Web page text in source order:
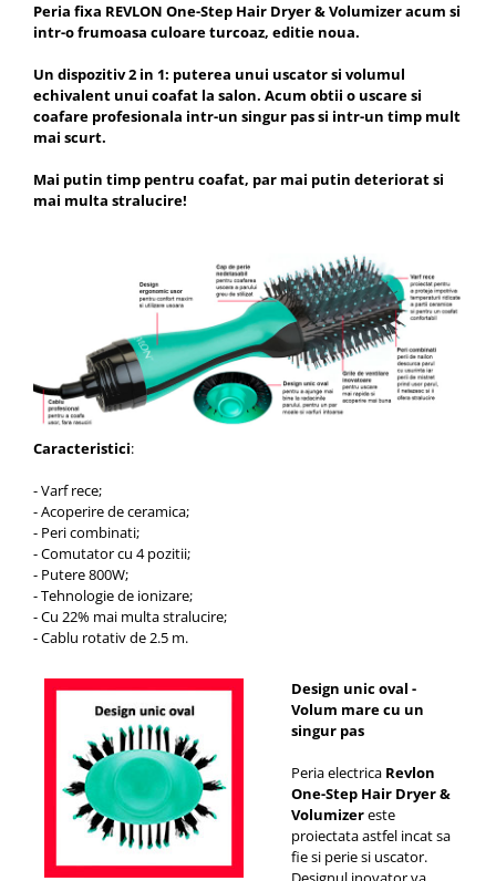
Peria fixa REVLON One-Step Hair Dryer & Volumizeracum si
intr-o frumoasa culoare turcoaz, editie noua.
Un dispozitiv 2 in 1: puterea unui uscator si volumul
echivalent unui coafat la salon. Acum obtii o uscare si
coafare profesionala intr-un singur pas si intr-un timp mult
mai scurt.
Mai putin timp pentru coafat, par mai putin deteriorat si
mai multa stralucire!
Caracteristici:
- Varf rece;
- Acoperire de ceramica;
- Peri combinati;
- Comutator cu 4 pozitii;
- Putere 800W;
- Tehnologie de ionizare;
- Cu 22% mai multa stralucire;
- Cablu rotativ de 2.5 m.
Design unic oval -
Volum mare cu un
singur pas
Peria electrica Revlon
One-Step Hair Dryer &
Volumizereste
proiectata astfel incat sa
fie si perie si uscator.